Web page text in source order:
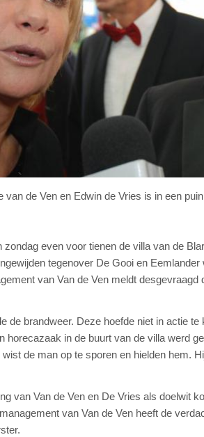
van de Ven en Edwin de Vries is in een
zondag even voor tienen de villa van de
tegenover De Gooi en
van Van de Ven meldt
de brandweer. Deze hoefde niet in actie
horecazaak in de buurt van de villa werd
de man op te sporen en hielden hem.
van Van de Ven en De Vries als doelwit
van Van de Ven heeft de